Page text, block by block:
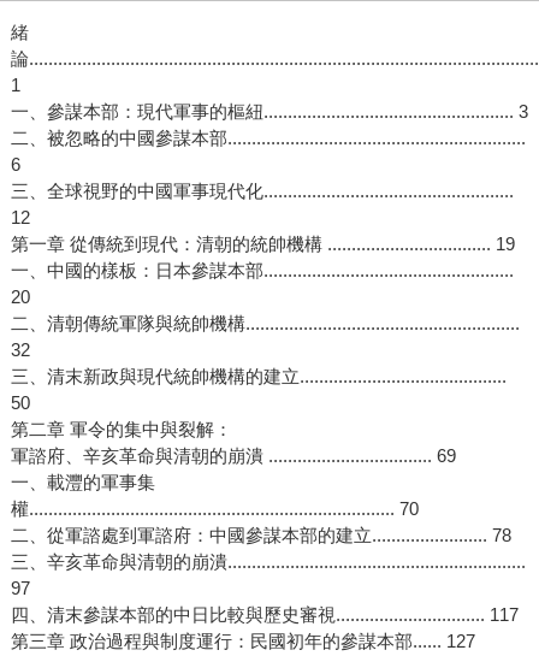
緒
論
1
一、參謀本部：現代軍事的樞紐.................................................... 3
二、被忽略的中國參謀本部..............................................................
6
三、全球視野的中國軍事現代化....................................................
12
第一章 從傳統到現代：清朝的統帥機構 .................................. 19
一、中國的樣板：日本參謀本部....................................................
20
二、清朝傳統軍隊與統帥機構.........................................................
32
三、清末新政與現代統帥機構的建立...........................................
50
第二章 軍令的集中與裂解：
軍諮府、辛亥革命與清朝的崩潰 .................................. 69
一、載灃的軍事集
權............................................................................ 70
二、從軍諮處到軍諮府：中國參謀本部的建立........................ 78
三、辛亥革命與清朝的崩潰..............................................................
97
四、清末參謀本部的中日比較與歷史審視............................... 117
第三章 政治過程與制度運行：民國初年的參謀本部...... 127